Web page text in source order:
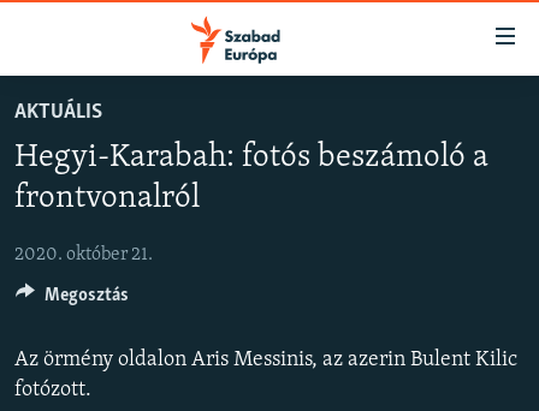
Akadálymentes
oldalra
Ugrás
keresésre
AKTUÁLIS
PODCASTOK
VIDEÓK
ELEMZŐ
SZABADON
AKTUÁLIS
Hegyi-Karabah: fotós beszámoló a
frontvonalról
2020. október 21.
Az örmény oldalon Aris Messinis, az azerin Bulent Kilic
fotózott.
Megosztás
FELIRATKOZÁS
Feliratkozás